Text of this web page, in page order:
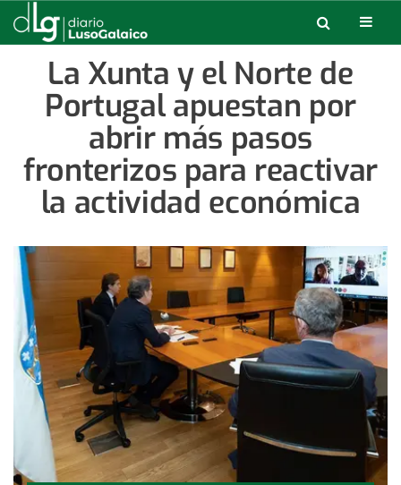
La Xunta y el Norte de
Portugal apuestan por
abrir más pasos
fronterizos para reactivar
la actividad económica